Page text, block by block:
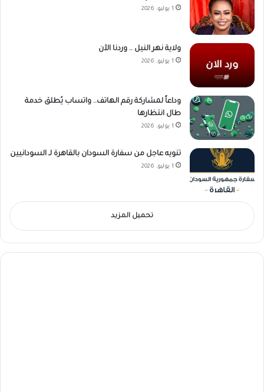
1 يوليو، 2026
ولاية نهر النيل .. وردنا الآن
1 يوليو، 2026
وداعاً لمشاركة رقم الهاتف.. واتساب يُطلق خدمة
طال انتظارها
1 يوليو، 2026
تنويه عاجل من سفارة السودان بالقاهرة لـ السودانيين
1 يوليو، 2026
تحميل المزيد